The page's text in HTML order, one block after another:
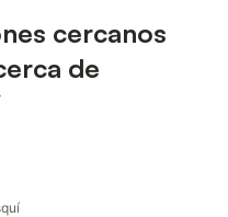
cercanos
de